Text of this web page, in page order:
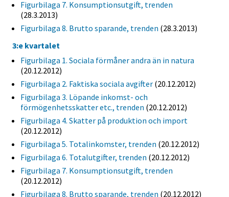
Figurbilaga 7. Konsumptionsutgift, trenden
(28.3.2013)
Figurbilaga 8. Brutto sparande, trenden (28.3.2013)
3:e kvartalet
Figurbilaga 1. Sociala förmåner andra än in natura
(20.12.2012)
Figurbilaga 2. Faktiska sociala avgifter (20.12.2012)
Figurbilaga 3. Löpande inkomst- och
förmögenhetsskatter etc., trenden (20.12.2012)
Figurbilaga 4. Skatter på produktion och import
(20.12.2012)
Figurbilaga 5. Totalinkomster, trenden (20.12.2012)
Figurbilaga 6. Totalutgifter, trenden (20.12.2012)
Figurbilaga 7. Konsumptionsutgift, trenden
(20.12.2012)
Figurbilaga 8. Brutto sparande, trenden (20.12.2012)